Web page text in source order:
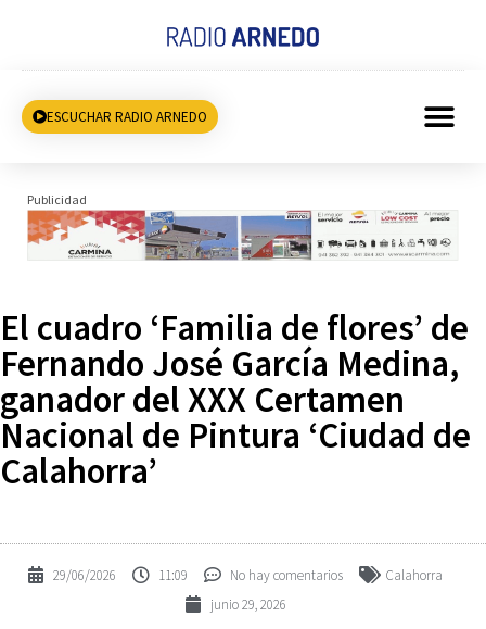
ESCUCHAR RADIO ARNEDO
Publicidad
El cuadro ‘Familia de flores’ de
Fernando José García Medina,
ganador del XXX Certamen
Nacional de Pintura ‘Ciudad de
Calahorra’
29/06/2026 11:09 No hay comentarios
Calahorra
junio 29, 2026